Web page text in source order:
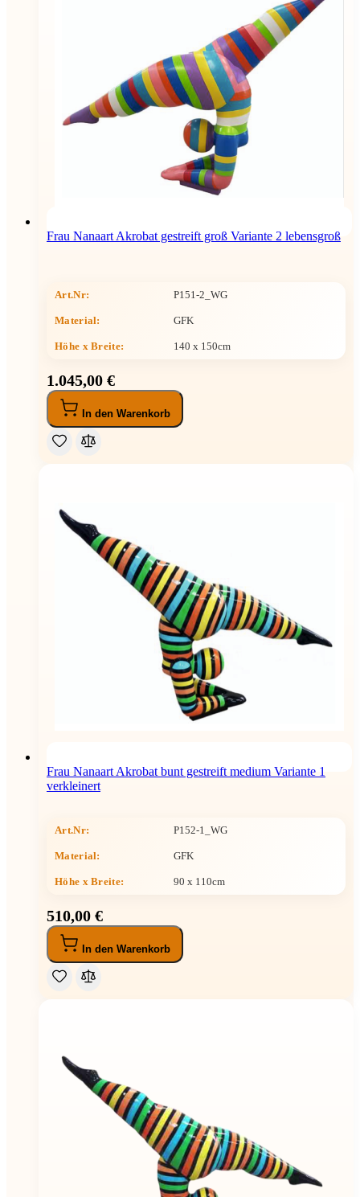
Frau Nanaart Akrobat gestreift groß Variante 2 lebensgroß
Art.Nr: P151-2_WG
Material: GFK
Höhe x Breite: 140 x 150cm
1.045,00 €
In den Warenkorb
Frau Nanaart Akrobat bunt gestreift medium Variante 1
verkleinert
Art.Nr: P152-1_WG
Material: GFK
Höhe x Breite: 90 x 110cm
510,00 €
In den Warenkorb